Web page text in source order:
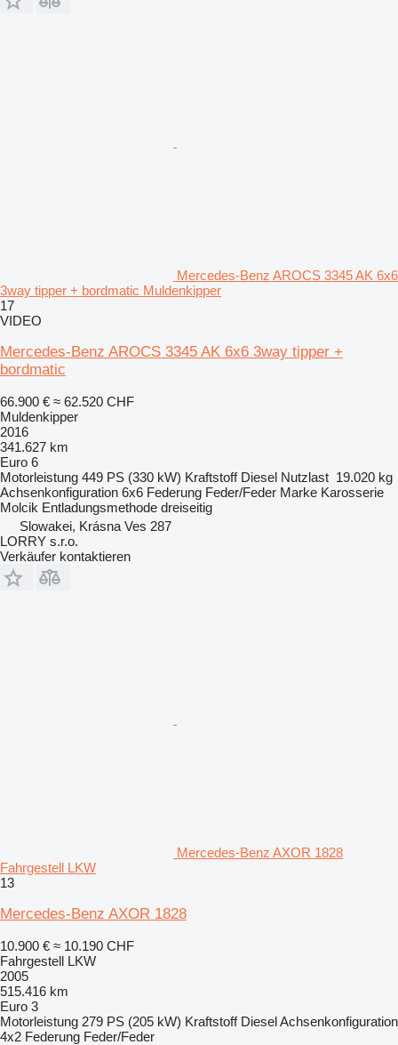
Mercedes-Benz AROCS 3345 AK 6x6
3way tipper + bordmatic Muldenkipper
17
VIDEO
Mercedes-Benz AROCS 3345 AK 6x6 3way tipper +
bordmatic
66.900 € ≈ 62.520 CHF
Muldenkipper
2016
341.627 km
Euro 6
Motorleistung 449 PS (330 kW) Kraftstoff Diesel Nutzlast 19.020 kg
Achsenkonfiguration 6x6 Federung Feder/Feder Marke Karosserie
Molcik Entladungsmethode dreiseitig
Slowakei, Krásna Ves 287
LORRY s.r.o.
Verkäufer kontaktieren
Mercedes-Benz AXOR 1828
Fahrgestell LKW
13
Mercedes-Benz AXOR 1828
10.900 € ≈ 10.190 CHF
Fahrgestell LKW
2005
515.416 km
Euro 3
Motorleistung 279 PS (205 kW) Kraftstoff DieselAchsenkonfiguration
4x2 Federung Feder/Feder